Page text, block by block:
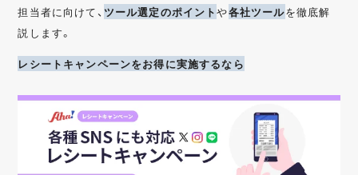
担当者に向けて、 ツール選定のポイントや各社ツールを徹底解
説します。
レシートキャンペーンをお得に実施するなら